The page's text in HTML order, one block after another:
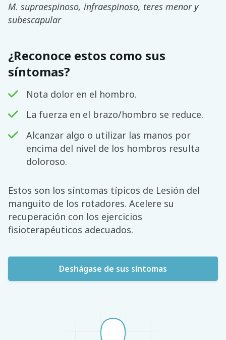
M. supraespinoso, infraespinoso, teres menor y
subescapular
¿Reconoce estos como sus
síntomas?
Nota dolor en el hombro.
La fuerza en el brazo/hombro se reduce.
Alcanzar algo o utilizar las manos por
encima del nivel de los hombros resulta
doloroso.
Estos son los síntomas típicos de Lesión del
manguito de los rotadores. Acelere su
recuperación con los ejercicios
fisioterapéuticos adecuados.
Deshágase de sus síntomas